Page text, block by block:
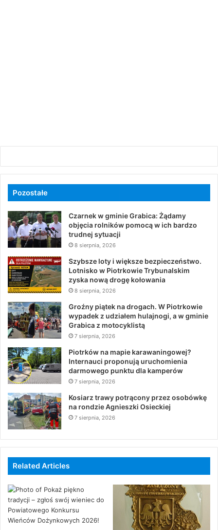
Pozostałe
Czarnek w gminie Grabica: Żądamy
objęcia rolników pomocą w ich bardzo
trudnej sytuacji
8 sierpnia, 2026
Szybsze loty i większe bezpieczeństwo.
Lotnisko w Piotrkowie Trybunalskim
zyska nową drogę kołowania
8 sierpnia, 2026
Groźny piątek na drogach. W Piotrkowie
wypadek z udziałem hulajnogi, a w gminie
Grabica z motocyklistą
7 sierpnia, 2026
Piotrków na mapie karawaningowej?
Internauci proponują uruchomienia
darmowego punktu dla kamperów
7 sierpnia, 2026
Kosiarz trawy potrącony przez osobówkę
na rondzie Agnieszki Osieckiej
7 sierpnia, 2026
Related Articles